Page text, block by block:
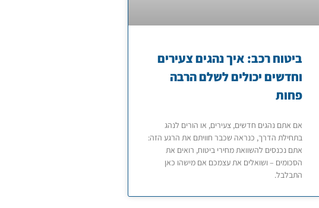
ביטוח רכב: איך נהגים צעירים
וחדשים יכולים לשלם הרבה
פחות
אם אתם נהגים חדשים, צעירים, או הורים לנהג
בתחילת הדרך, כנראה שכבר חוויתם את הרגע הזה:
אתם נכנסים להשוואת מחירי ביטוח, רואים את
הסכומים – ושואלים את עצמכם אם מישהו כאן
התבלבל.